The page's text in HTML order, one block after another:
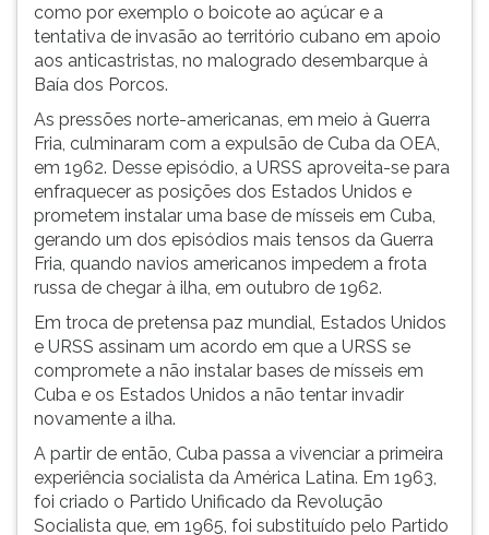
como por exemplo o boicote ao açúcar e a
tentativa de invasão ao território cubano em apoio
aos anticastristas, no malogrado desembarque à
Baía dos Porcos.
As pressões norte-americanas, em meio à Guerra
Fria, culminaram com a expulsão de Cuba da OEA,
em 1962. Desse episódio, a URSS aproveita-se para
enfraquecer as posições dos Estados Unidos e
prometem instalar uma base de mísseis em Cuba,
gerando um dos episódios mais tensos da Guerra
Fria, quando navios americanos impedem a frota
russa de chegar à ilha, em outubro de 1962.
Em troca de pretensa paz mundial, Estados Unidos
e URSS assinam um acordo em que a URSS se
compromete a não instalar bases de mísseis em
Cuba e os Estados Unidos a não tentar invadir
novamente a ilha.
A partir de então, Cuba passa a vivenciar a primeira
experiência socialista da América Latina. Em 1963,
foi criado o Partido Unificado da Revolução
Socialista que, em 1965, foi substituído pelo Partido